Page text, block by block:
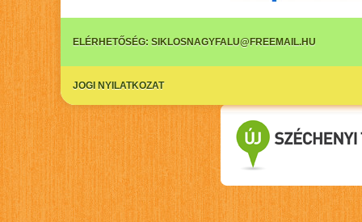
ELÉRHETŐSÉG: SIKLOSNAGYFALU@FREEMAIL.HU
JOGI NYILATKOZAT